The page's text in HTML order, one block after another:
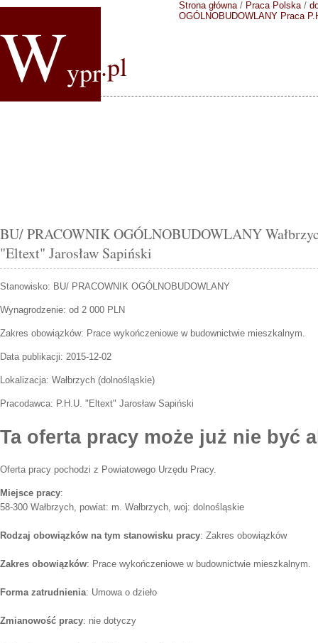
Wypr.pl
Strona główna/ Praca Polska/
OGÓLNOBUDOWLANY Praca
BU/ PRACOWNIK OGÓLNOBUDOWLANY
"Eltext" Jarosław Sapiński
Stanowisko: BU/ PRACOWNIK OGÓLNOBUDOWLANY
Wynagrodzenie: od 2 000 PLN
Zakres obowiązków: Prace wykończeniowe w budownictwie mieszkalnym.
Data publikacji: 2015-12-02
Lokalizacja: Wałbrzych (dolnośląskie)
Pracodawca: P.H.U. "Eltext" Jarosław Sapiński
Ta oferta pracy może już nie być
Oferta pracy pochodzi z Powiatowego Urzędu Pracy.
Miejsce pracy:
58-300 Wałbrzych, powiat: m. Wałbrzych, woj: dolnośląskie
Rodzaj obowiązków na tym stanowisku pracy: Zakres obowiązków
Zakres obowiązków: Prace wykończeniowe w budownictwie mieszkalnym.
Forma zatrudnienia: Umowa o dzieło
Zmianowość pracy: nie dotyczy